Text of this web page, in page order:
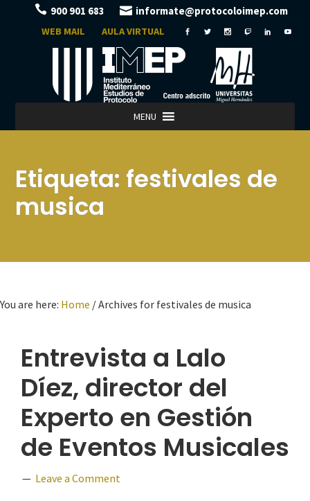
900 901 683 informate@protocoloimep.com
WEB MAIL AULA VIRTUAL
MENU
Etiqueta:festivales de
musica
You are here: Home /Archives for festivales de musica
Entrevista a Lalo
Díez, director del
Experto en Gestión
de Eventos Musicales
Leave a Comment